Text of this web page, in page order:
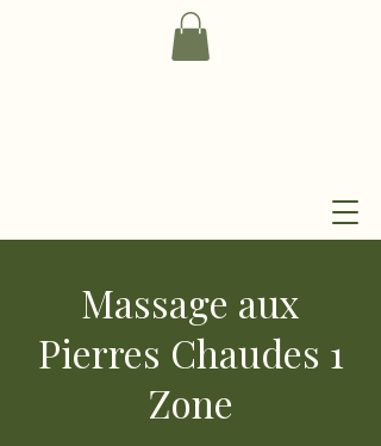
Massage aux
Pierres Chaudes 1
Zone